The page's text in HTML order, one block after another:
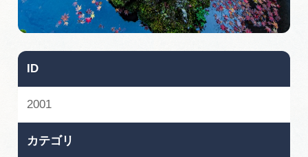
買い物・お土産
岐阜県アウトドア観光キャンペーン
岐阜県まるごと観光エリアガイド
ID
2001
カテゴリ